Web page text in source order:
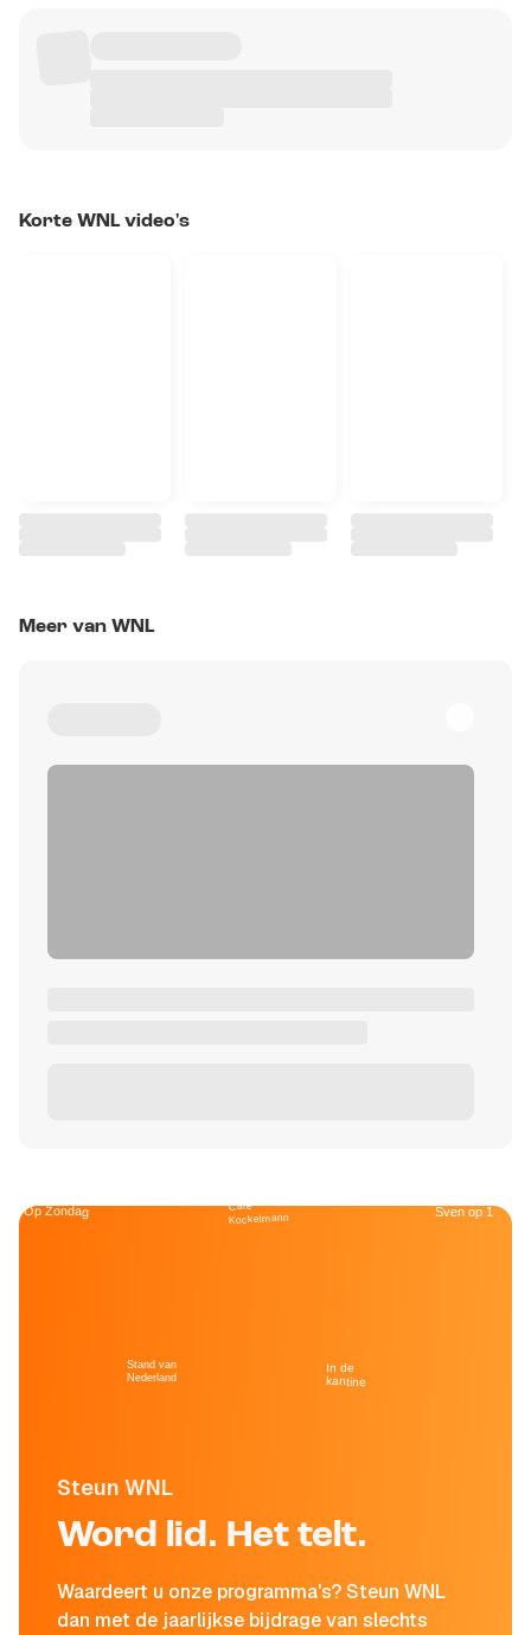
Korte WNL video's
Meer van WNL
Steun WNL
Word lid. Het telt.
Waardeert u onze programma's? Steun WNL
dan met de jaarlijkse bijdrage van slechts
Op Zondag
Stand van
Nederland
Café
Kockelmann
In de
kantine
Sven op 1